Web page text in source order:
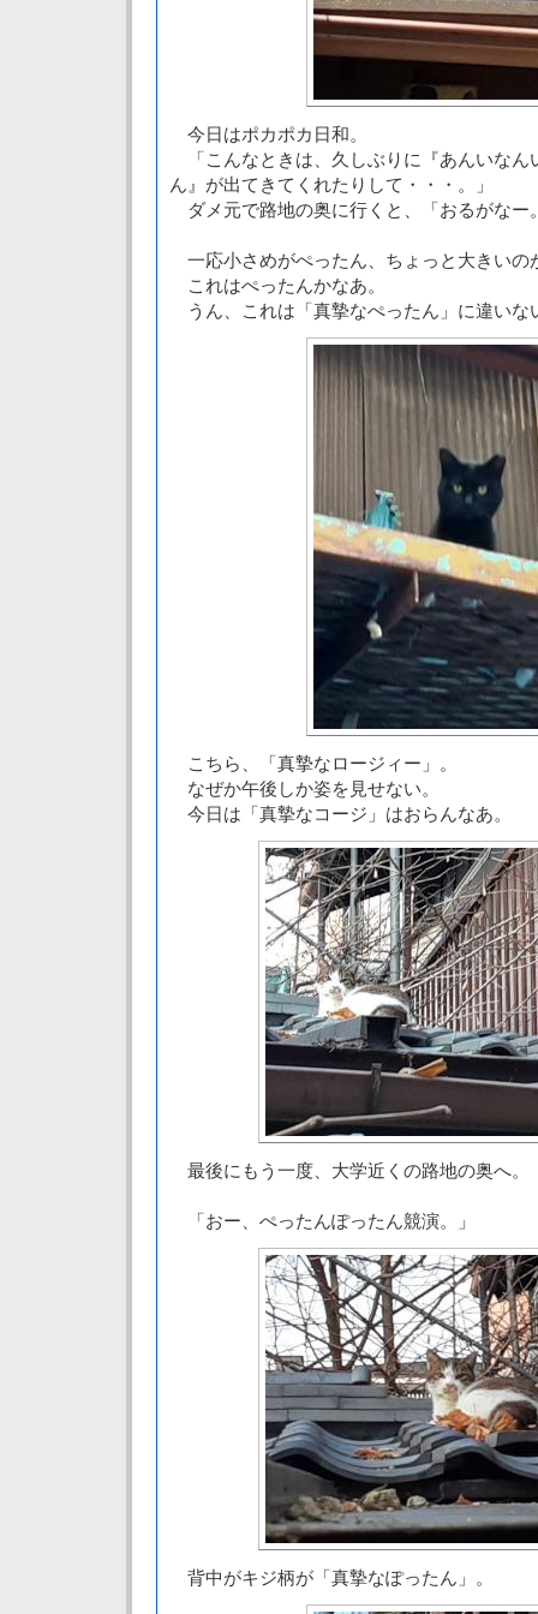
今日はポカポカ日和。
「こんなときは、久しぶりに『あんいなん
ん』が出てきてくれたりして・・・。」
ダメ元で路地の奥に行くと、「おるがなー
一応小さめがぺったん、ちょっと大きいの
これはぺったんかなあ。
うん、これは「真摯なぺったん」に違いな
こちら、「真摯なロージィー」。
なぜか午後しか姿を見せない。
今日は「真摯なコージ」はおらんなあ。
最後にもう一度、大学近くの路地の奥へ。
「おー、ぺったんぽったん競演。」
背中がキジ柄が「真摯なぽったん」。